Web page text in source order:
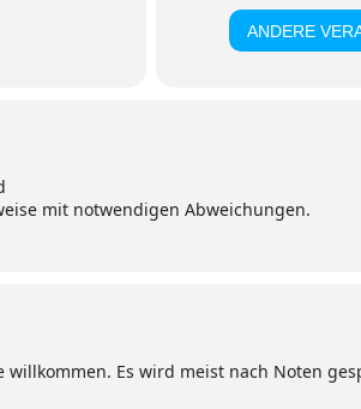
ANDERE
mit notwendigen Abweichungen.
Es wird meist nach Noten